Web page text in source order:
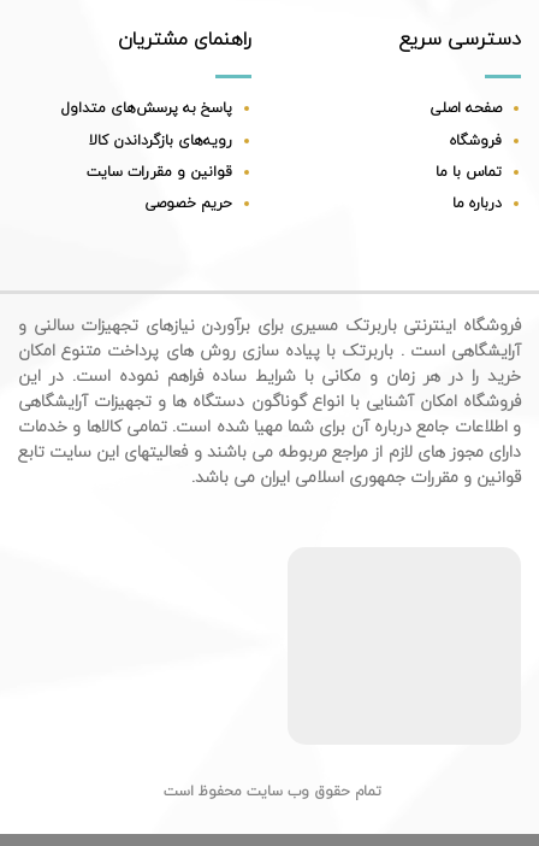
دسترسی سریع
صفحه اصلی
فروشگاه
تماس با ما
درباره ما
راهنمای مشتریان
پاسخ به پرسش‌های متداول
رویه‌های بازگرداندن کالا
قوانین و مقررات سایت
حریم خصوصی
فروشگاه اینترنتی باربرتک مسیری برای برآوردن نیازهای تجهیزات سالنی و
آرایشگاهی است . باربرتک با پیاده سازی روش های پرداخت متنوع امکان
خرید را در هر زمان و مکانی با شرایط ساده فراهم نموده است. در این
فروشگاه امکان آشنایی با انواع گوناگون دستگاه ها و تجهیزات آرایشگاهی
و اطلاعات جامع درباره آن برای شما مهیا شده است. تمامی کالاها و خدمات
دارای مجوز های لازم از مراجع مربوطه می باشند و فعالیتهای این سایت تابع
قوانین و مقررات جمهوری اسلامی ایران می باشد.
تمام حقوق وب سایت محفوظ است